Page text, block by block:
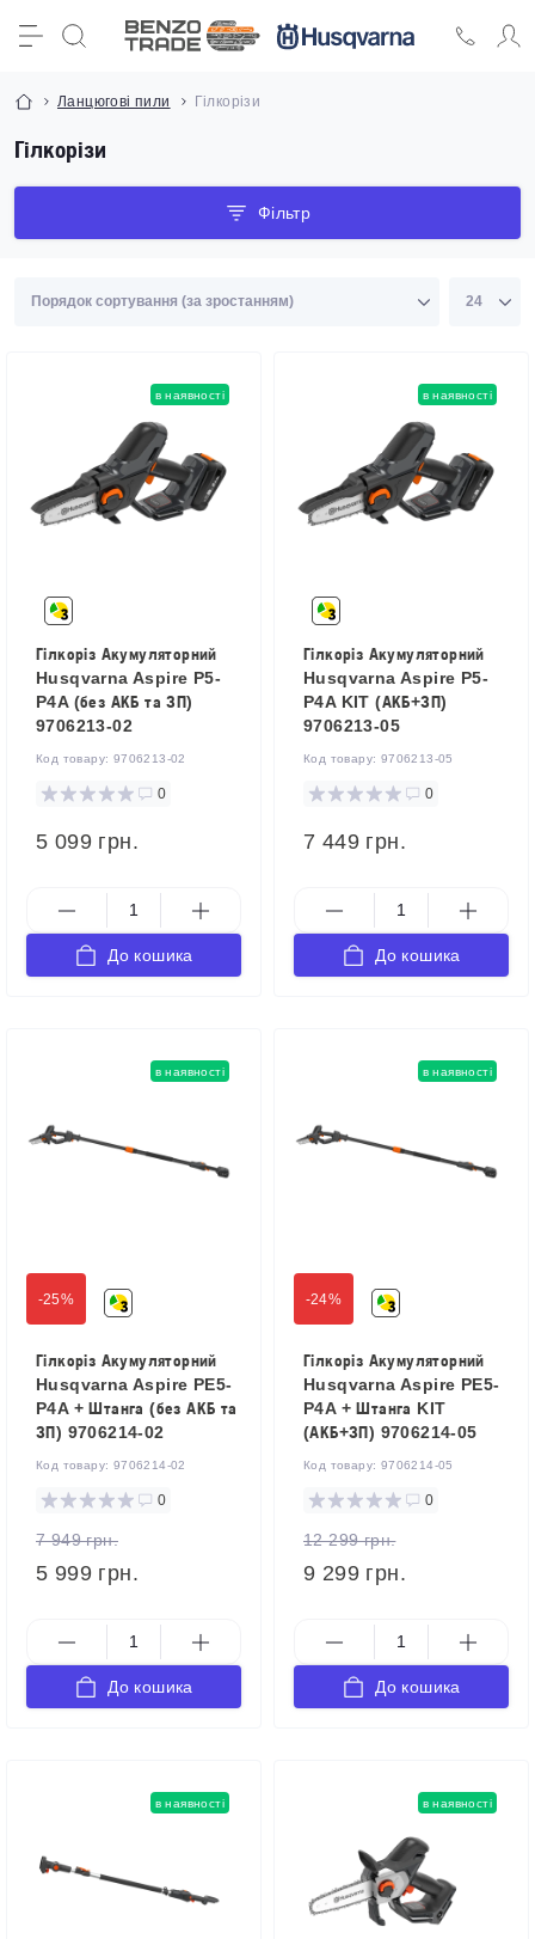
Ланцюгові пили Гілкорізи
Гілкорізи
Фільтр
в наявності
Гілкоріз Акумуляторний
Husqvarna Aspire P5-
P4A (без АКБ та ЗП)
9706213-02
Код товару: 9706213-02
0
5 099 грн.
До кошика
в наявності
Гілкоріз Акумуляторний
Husqvarna Aspire P5-
P4A KIT (АКБ+ЗП)
9706213-05
Код товару: 9706213-05
0
7 449 грн.
До кошика
-25%
в наявності
Гілкоріз Акумуляторний
Husqvarna Aspire PE5-
P4A + Штанга (без АКБ та
ЗП) 9706214-02
Код товару: 9706214-02
0
7 949 грн.
5 999 грн.
До кошика
-24%
в наявності
Гілкоріз Акумуляторний
Husqvarna Aspire PE5-
P4A + Штанга KIT
(АКБ+ЗП) 9706214-05
Код товару: 9706214-05
0
12 299 грн.
9 299 грн.
До кошика
в наявності в наявності